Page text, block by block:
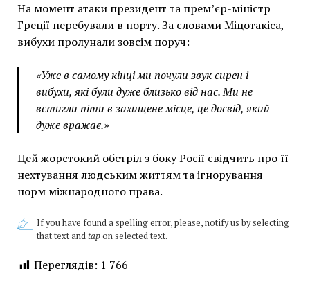
На момент атаки президент та прем’єр-міністр
Греції перебували в порту. За словами Міцотакіса,
вибухи пролунали зовсім поруч:
«Уже в самому кінці ми почули звук сирен і
вибухи, які були дуже близько від нас. Ми не
встигли піти в захищене місце, це досвід, який
дуже вражає.»
Цей жорстокий обстріл з боку Росії свідчить про її
нехтування людським життям та ігнорування
норм міжнародного права.
If you have found a spelling error, please, notify us by selecting
that text andtapon selected text.
Переглядів: 1 766